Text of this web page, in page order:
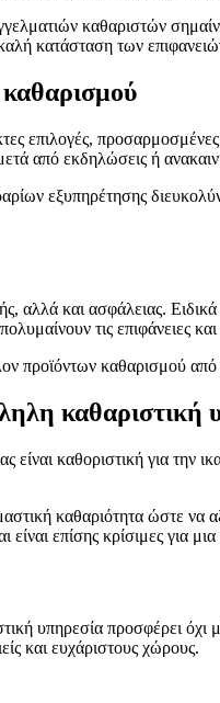
καθαριστών
κατάσταση των
επιλογές,
από εκδηλώσεις ή
εξυπηρέτησης
αλλά και ασφάλειας.
τις επιφάνειες
καθαρισμού από
καθαριστική
καθοριστική για την
καθαριότητα ώστε να
είναι επίσης κρίσιμες για
υπηρεσία προσφέρει όχι
και ευχάριστους χώρους.